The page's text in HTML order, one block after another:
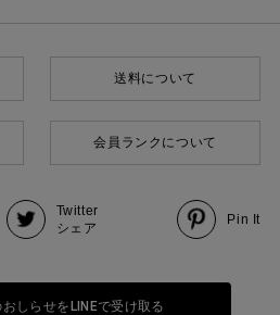
送料について
会員ランクについて
Twitter
シェア
Pin It
しらせをLINEで受け取る